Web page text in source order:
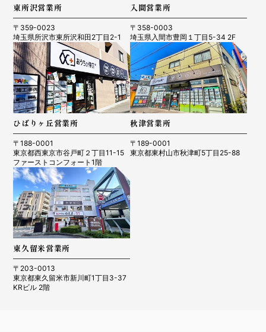
東所沢営業所
〒359-0023
埼玉県所沢市東所沢和田2丁目2-1
入間営業所
〒358-0003
埼玉県入間市豊岡１丁目5-34 2F
ひばりヶ丘営業所
〒188-0001
東京都西東京市谷戸町２丁目11-15
ファーストコンフォート1階
秋津営業所
〒189-0001
東京都東村山市秋津町5丁目25-88
東久留米営業所
〒203-0013
東京都東久留米市新川町1丁目3-37
KRビル 2階